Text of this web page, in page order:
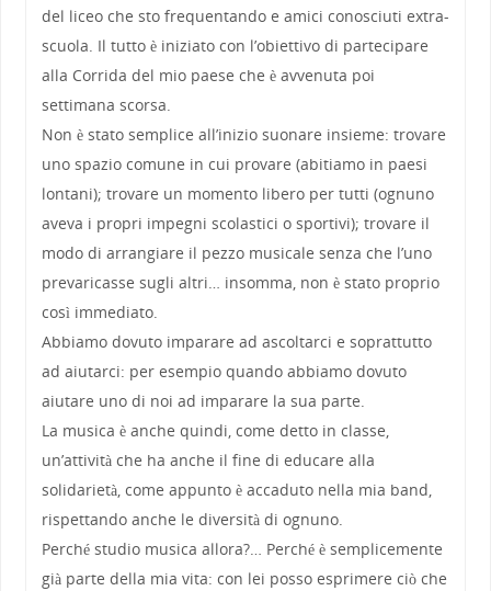
del liceo che sto frequentando e amici conosciuti extra-
scuola. Il tutto è iniziato con l’obiettivo di partecipare
alla Corrida del mio paese che è avvenuta poi
settimana scorsa.
Non è stato semplice all’inizio suonare insieme: trovare
uno spazio comune in cui provare (abitiamo in paesi
lontani); trovare un momento libero per tutti (ognuno
aveva i propri impegni scolastici o sportivi); trovare il
modo di arrangiare il pezzo musicale senza che l’uno
prevaricasse sugli altri… insomma, non è stato proprio
così immediato.
Abbiamo dovuto imparare ad ascoltarci e soprattutto
ad aiutarci: per esempio quando abbiamo dovuto
aiutare uno di noi ad imparare la sua parte.
La musica è anche quindi, come detto in classe,
un’attività che ha anche il fine di educare alla
solidarietà, come appunto è accaduto nella mia band,
rispettando anche le diversità di ognuno.
Perché studio musica allora?… Perché è semplicemente
già parte della mia vita: con lei posso esprimere ciò che